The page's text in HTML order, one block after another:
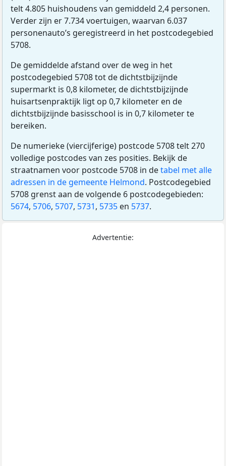
telt 4.805 huishoudens van gemiddeld 2,4 personen.
Verder zijn er 7.734 voertuigen, waarvan 6.037
personenauto’s geregistreerd in het postcodegebied
5708.
De gemiddelde afstand over de weg in het
postcodegebied 5708 tot de dichtstbijzijnde
supermarkt is 0,8 kilometer, de dichtstbijzijnde
huisartsenpraktijk ligt op 0,7 kilometer en de
dichtstbijzijnde basisschool is in 0,7 kilometer te
bereiken.
De numerieke (viercijferige) postcode 5708 telt 270
volledige postcodes van zes posities. Bekijk de
straatnamen voor postcode 5708 in detabel met alle
adressen in de gemeente Helmond. Postcodegebied
5708 grenst aan de volgende 6 postcodegebieden:
5674, 5706, 5707, 5731, 5735 en 5737.
Advertentie: